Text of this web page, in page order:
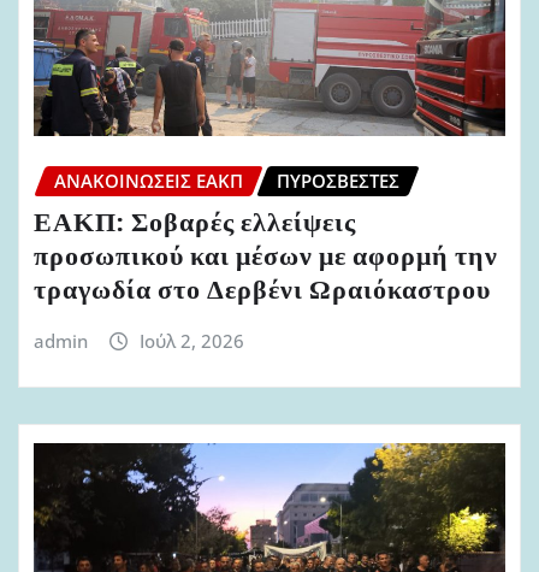
ΑΝΑΚΟΙΝΏΣΕΙΣ ΕΑΚΠ ΠΥΡΟΣΒΈΣΤΕΣ
ΕΑΚΠ: Σοβαρές ελλείψεις
προσωπικού και μέσων με αφορμή την
τραγωδία στο Δερβένι Ωραιόκαστρου
admin Ιούλ 2, 2026